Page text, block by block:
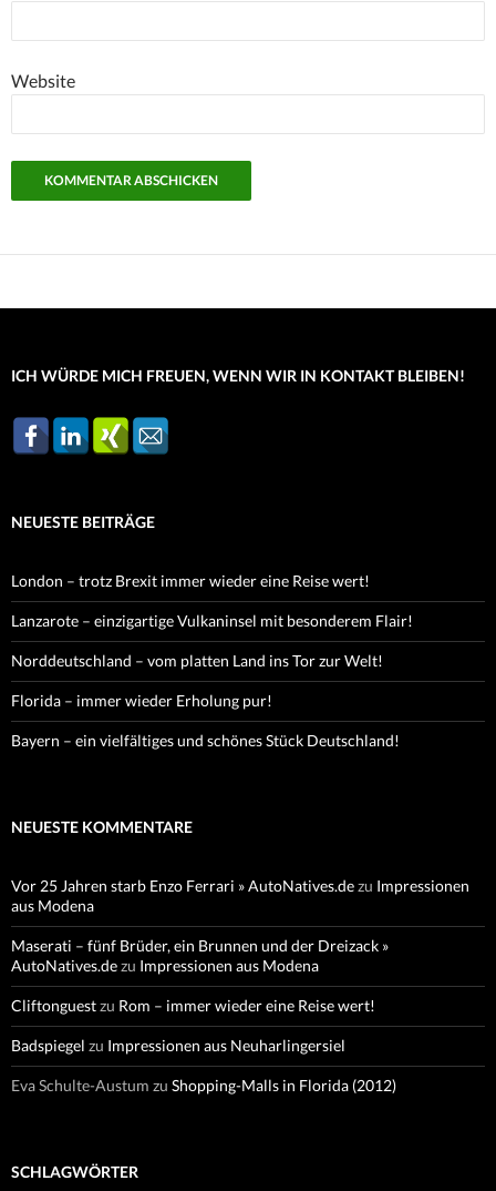
Website
ICH WÜRDE MICH FREUEN, WENN WIR IN KONTAKT BLEIBEN!
NEUESTE BEITRÄGE
London – trotz Brexit immer wieder eine Reise wert!
Lanzarote – einzigartige Vulkaninsel mit besonderem Flair!
Norddeutschland – vom platten Land ins Tor zur Welt!
Florida – immer wieder Erholung pur!
Bayern – ein vielfältiges und schönes Stück Deutschland!
NEUESTE KOMMENTARE
Vor 25 Jahren starb Enzo Ferrari » AutoNatives.dezu Impressionen
aus Modena
Maserati – fünf Brüder, ein Brunnen und der Dreizack »
AutoNatives.dezu Impressionen aus Modena
Cliftonguestzu Rom – immer wieder eine Reise wert!
Badspiegel zu Impressionen aus Neuharlingersiel
Eva Schulte-Austum zu Shopping-Malls in Florida (2012)
SCHLAGWÖRTER